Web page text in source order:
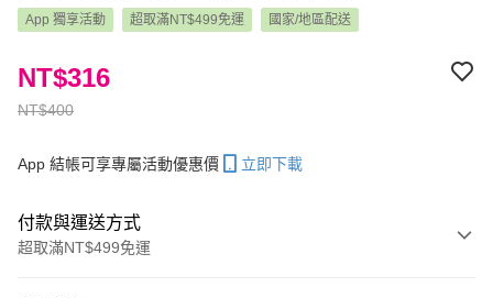
App 獨享活動 超取滿NT$499免運 國家/地區配送
NT$400
NT$316
App 結帳可享專屬活動優惠價 立即下載
付款與運送方式
超取滿NT$499免運